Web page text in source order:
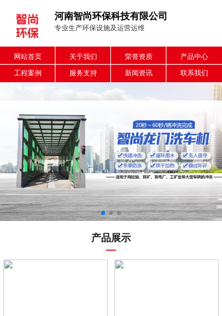
河南智尚环保科技有限公司
专业生产环保设施及运营运维
网站首页 关于我们 荣誉资质 产品中心
工程案例 服务支持 新闻资讯 联系我们
产品展示